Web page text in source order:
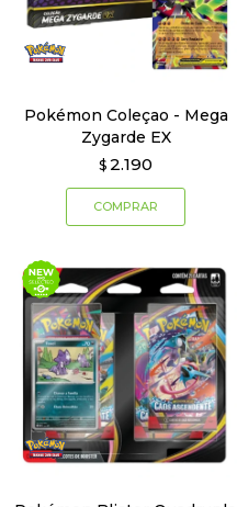
Pokémon Coleçao - Mega
Zygarde EX
$ 2.190